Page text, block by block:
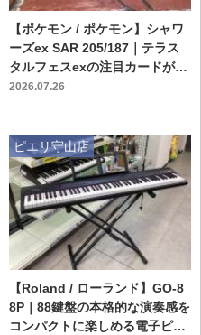
【ポケモン / ポケモン】シャワ
ーズex SAR 205/187｜テラス
タルフェスexの注目カードが入
荷！
2026.07.26
【Roland / ローランド】GO-8
8P｜88鍵盤の本格的な演奏感を
コンパクトに楽しめる電子ピア
ピエリ守山店